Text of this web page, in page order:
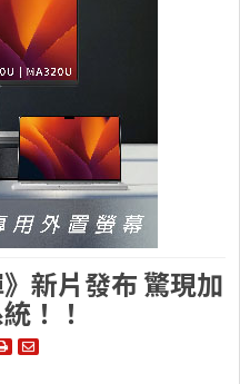
新片發布 驚現加
！！